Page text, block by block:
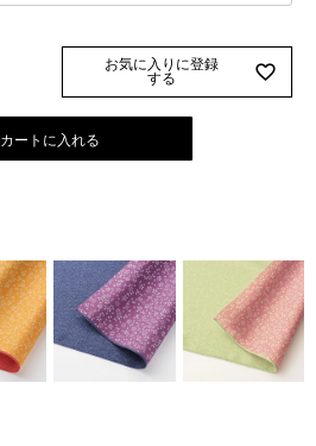
お気に入りに登録
する
カートに入れる